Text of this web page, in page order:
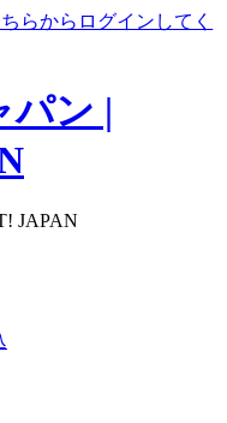
らからログインしてく
パン |